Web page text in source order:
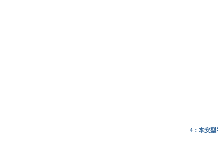
4：本安型